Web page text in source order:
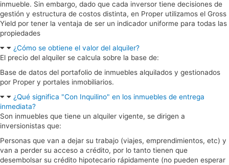
inmueble. Sin embargo, dado que cada inversor tiene decisiones de
gestión y estructura de costos distinta, en Proper utilizamos el Gross
Yield por tener la ventaja de ser un indicador uniforme para todas las
propiedades
¿Cómo se obtiene el valor del alquiler?
El precio del alquiler se calcula sobre la base de:
Base de datos del portafolio de inmuebles alquilados y gestionados
por Proper y portales inmobiliarios.
¿Qué significa "Con Inquilino" en los inmuebles de entrega
inmediata?
Son inmuebles que tiene un alquiler vigente, se dirigen a
inversionistas que:
Personas que van a dejar su trabajo (viajes, emprendimientos, etc) y
van a perder su acceso a crédito, por lo tanto tienen que
desembolsar su crédito hipotecario rápidamente (no pueden esperar